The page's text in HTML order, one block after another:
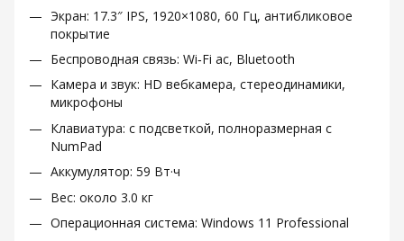
Экран: 17.3″ IPS, 1920×1080, 60 Гц, антибликовое
покрытие
Беспроводная связь: Wi‑Fi ac, Bluetooth
Камера и звук: HD вебкамера, стереодинамики,
микрофоны
Клавиатура: с подсветкой, полноразмерная с
NumPad
Аккумулятор: 59 Вт·ч
Вес: около 3.0 кг
Операционная система: Windows 11 Professional